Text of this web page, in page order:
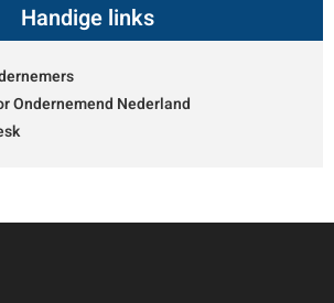
Handige links
Ondernemend Nederland